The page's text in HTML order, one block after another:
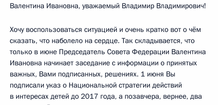
Валентина Ивановна, уважаемый Владимир Владимирович!
Хочу воспользоваться ситуацией и очень кратко вот о чём
сказать, что наболело на сердце. Так складывается, что
только в июне Председатель Совета Федерации Валентина
Ивановна начинает заседание с информации о принятых
важных, Вами подписанных, решениях. 1 июня Вы
подписали указ о Национальной стратегии действий
в интересах детей до 2017 года, а позавчера, вернее, два